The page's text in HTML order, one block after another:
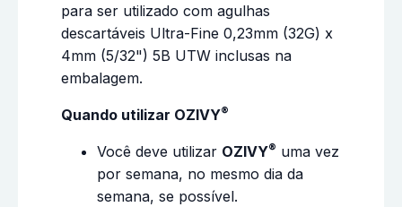
para ser utilizado com agulhas
descartáveis Ultra-Fine 0,23mm (32G) x
4mm (5/32") 5B UTW inclusas na
embalagem.
Quando utilizar OZIVY®
Você deve utilizar OZIVY® uma vez
por semana, no mesmo dia da
semana, se possível.